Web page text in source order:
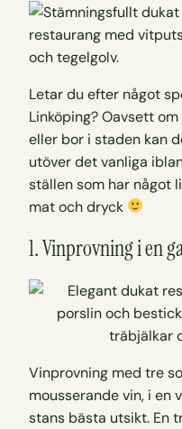
Letar du efter något
Linköping? Oavsett
eller bor i staden kan
utöver det vanliga
ställen som har något
mat och dryck
1. Vinprovning i en
Vinprovning med tre
mousserande vin, i en
stans bästa utsikt. En